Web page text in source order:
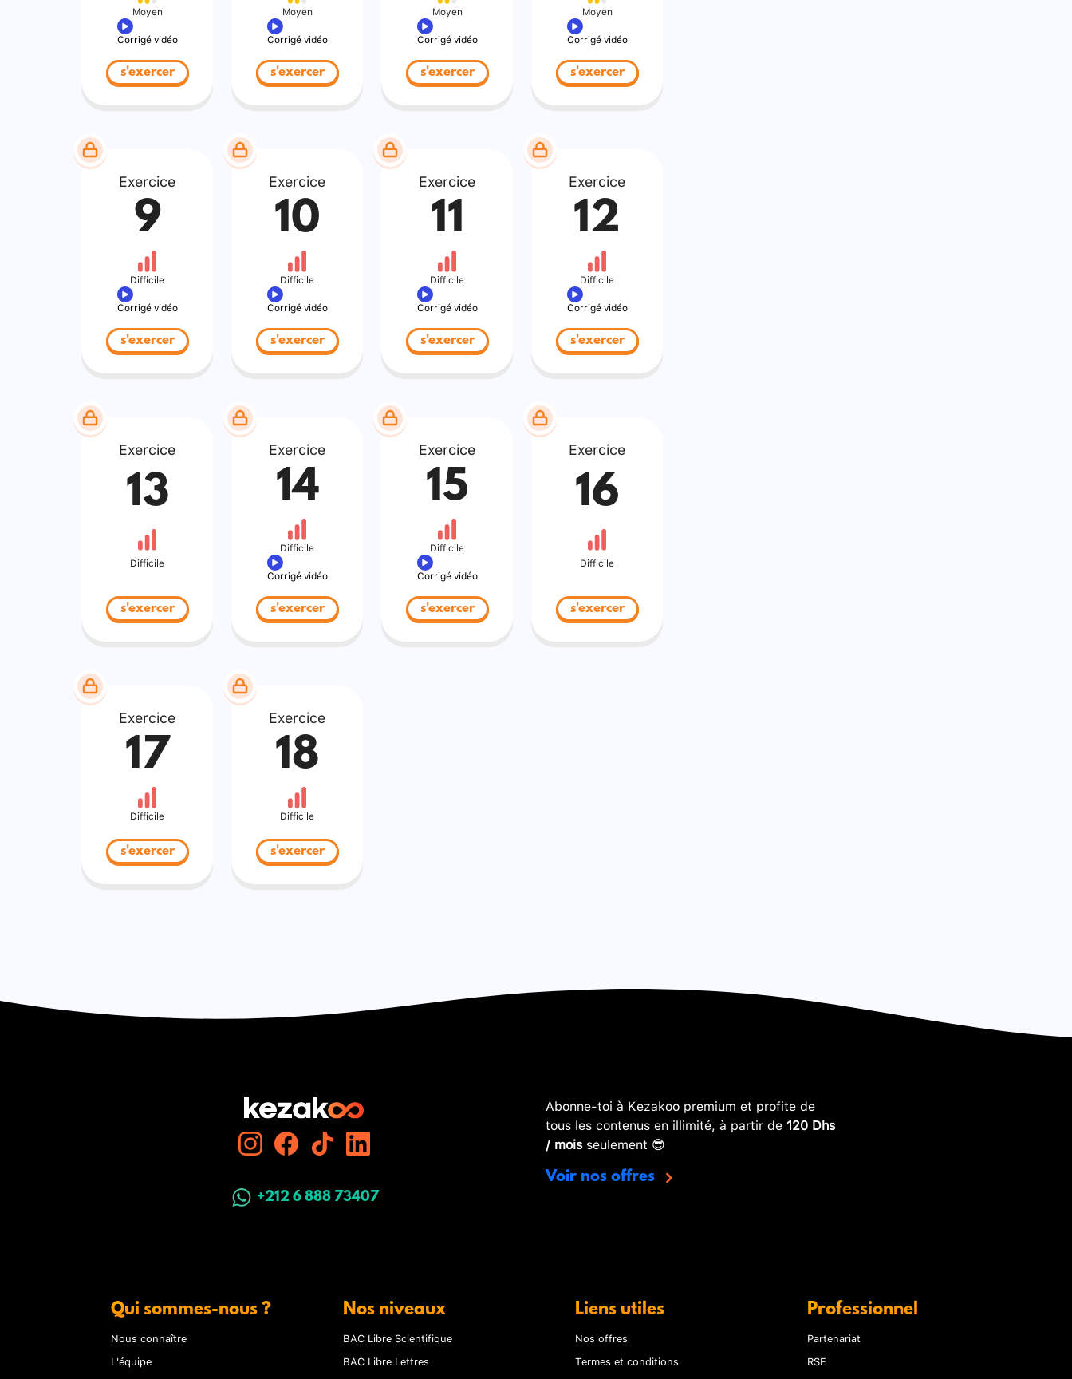
Moyen
Corrigé vidéo
s'exercer
Moyen
Corrigé vidéo
s'exercer
Moyen
Corrigé vidéo
s'exercer
Moyen
Corrigé vidéo
s'exercer
Exercice
9
Difficile
Corrigé vidéo
s'exercer
Exercice
10
Difficile
Corrigé vidéo
s'exercer
Exercice
11
Difficile
Corrigé vidéo
s'exercer
Exercice
12
Difficile
Corrigé vidéo
s'exercer
Exercice
13
Difficile
s'exercer
Exercice
14
Difficile
Corrigé vidéo
s'exercer
Exercice
15
Difficile
Corrigé vidéo
s'exercer
Exercice
16
Difficile
s'exercer
Exercice
17
Difficile
s'exercer
Exercice
18
Difficile
s'exercer
+212 6 888 73407
Abonne-toi à Kezakoo premium et profite de
tous les contenus en illimité, à partir de 120 Dhs
/ moisseulement 😎
Voir nos offres
Qui sommes-nous ?
Nous connaître
L'équipe
Nos niveaux
BAC Libre Scientifique
BAC Libre Lettres
Liens utiles
Nos offres
Termes et conditions
Professionnel
Partenariat
RSE